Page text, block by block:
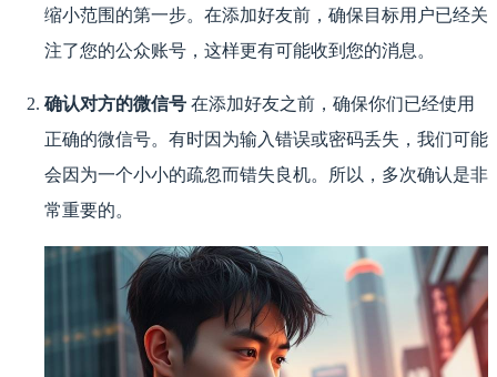
缩小范围的第一步。在添加好友前，确保目标用户已经关
注了您的公众账号，这样更有可能收到您的消息。
确认对方的微信号 在添加好友之前，确保你们已经使用
正确的微信号。有时因为输入错误或密码丢失，我们可能
会因为一个小小的疏忽而错失良机。所以，多次确认是非
常重要的。